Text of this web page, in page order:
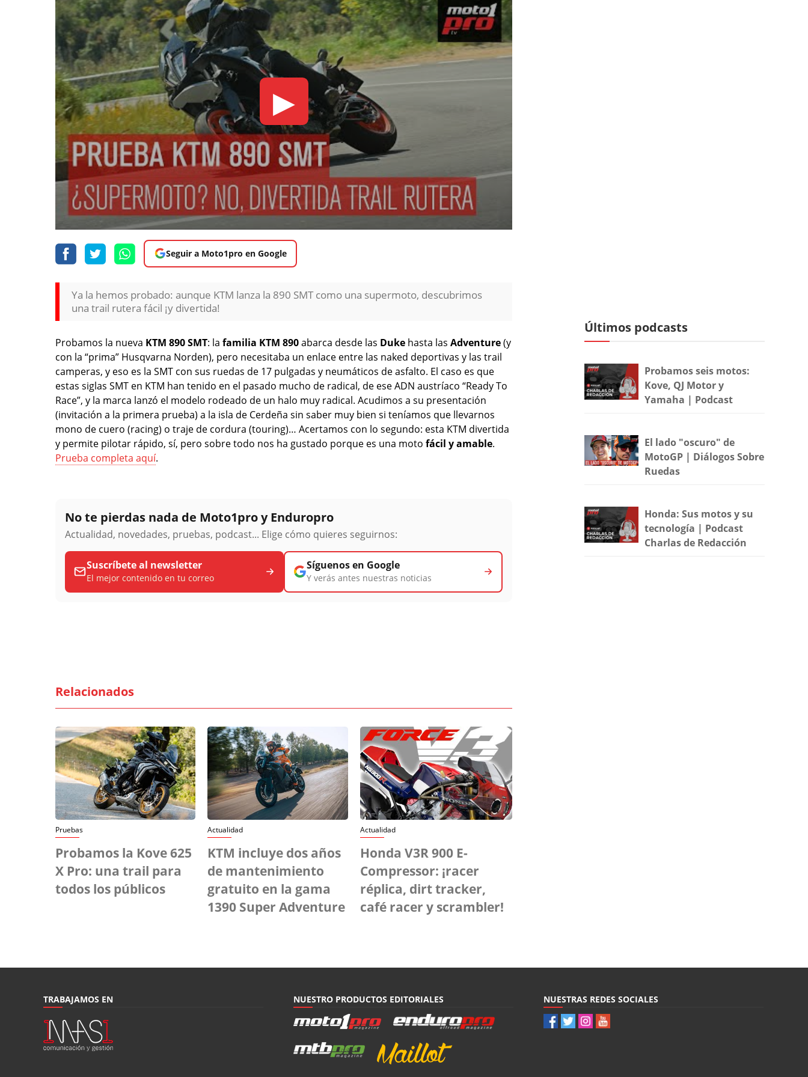
▶
Seguir a Moto1pro en Google
Ya la hemos probado: aunque KTM lanza la 890 SMT como una supermoto, descubrimos
una trail rutera fácil ¡y divertida!
Probamos la nueva KTM 890 SMT: la familia KTM 890abarca desde las Duke hasta las Adventure(y
con la “prima” Husqvarna Norden), pero necesitaba un enlace entre las naked deportivas y las trail
camperas, y eso es la SMT con sus ruedas de 17 pulgadas y neumáticos de asfalto. El caso es que
estas siglas SMT en KTM han tenido en el pasado mucho de radical, de ese ADN austríaco “Ready To
Race”, y la marca lanzó el modelo rodeado de un halo muy radical. Acudimos a su presentación
(invitación a la primera prueba) a la isla de Cerdeña sin saber muy bien si teníamos que llevarnos
mono de cuero (racing) o traje de cordura (touring)… Acertamos con lo segundo: esta KTM divertida
y permite pilotar rápido, sí, pero sobre todo nos ha gustado porque es una moto fácil y amable.
Prueba completa aquí.
No te pierdas nada de Moto1pro y Enduropro
Actualidad, novedades, pruebas, podcast... Elige cómo quieres seguirnos:
Suscríbete al newsletter
El mejor contenido en tu correo
Síguenos en Google
Y verás antes nuestras noticias
Relacionados
Pruebas
Probamos la Kove 625
X Pro: una trail para
todos los públicos
Actualidad
KTM incluye dos años
de mantenimiento
gratuito en la gama
1390 Super Adventure
Actualidad
Honda V3R 900 E-
Compressor: ¡racer
réplica, dirt tracker,
café racer y scrambler!
Últimos podcasts
Probamos seis motos:
Kove, QJ Motor y
Yamaha | Podcast
El lado "oscuro" de
MotoGP | Diálogos Sobre
Ruedas
Honda: Sus motos y su
tecnología | Podcast
Charlas de Redacción
TRABAJAMOS EN NUESTRO PRODUCTOS EDITORIALES NUESTRAS REDES SOCIALES